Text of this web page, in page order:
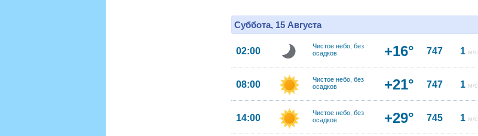
Суббота, 15 Августа
02:00
Чистое небо, без
осадков
+16° 747 1 м/с
08:00
Чистое небо, без
осадков
+21° 747 1 м/с
14:00
Чистое небо, без
осадков
+29° 745 1 м/с